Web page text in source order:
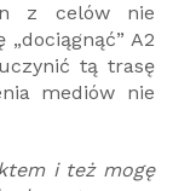
z celów nie
A2
tą trasę
mediów nie
i też mogę